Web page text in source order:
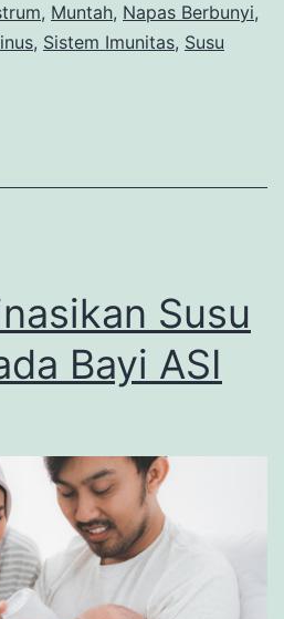
, Muntah, Napas Berbunyi,
, Sistem Imunitas, Susu
Susu
Bayi ASI